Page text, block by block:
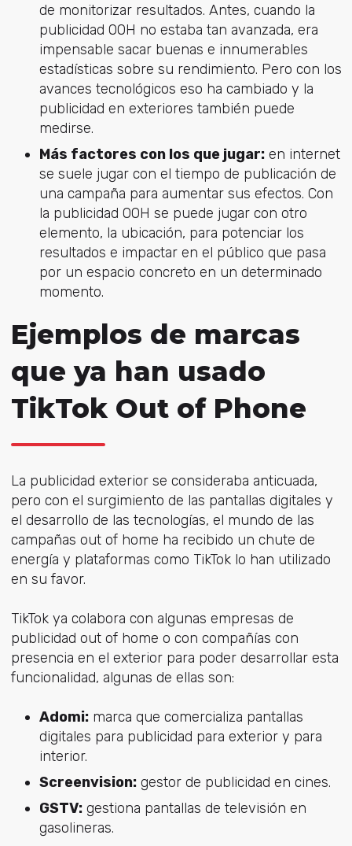
de monitorizar resultados. Antes, cuando la
publicidad OOH no estaba tan avanzada, era
impensable sacar buenas e innumerables
estadísticas sobre su rendimiento. Pero con los
avances tecnológicos eso ha cambiado y la
publicidad en exteriores también puede
medirse.
Más factores con los que jugar:en internet
se suele jugar con el tiempo de publicación de
una campaña para aumentar sus efectos. Con
la publicidad OOH se puede jugar con otro
elemento, la ubicación, para potenciar los
resultados e impactar en el público que pasa
por un espacio concreto en un determinado
momento.
Ejemplos de marcas
que ya han usado
TikTok Out of Phone
La publicidad exterior se consideraba anticuada,
pero con el surgimiento de las pantallas digitales y
el desarrollo de las tecnologías, el mundo de las
campañas out of home ha recibido un chute de
energía y plataformas como TikTok lo han utilizado
en su favor.
TikTok ya colabora con algunas empresas de
publicidad out of home o con compañías con
presencia en el exterior para poder desarrollar esta
funcionalidad, algunas de ellas son:
Adomi:marca que comercializa pantallas
digitales para publicidad para exterior y para
interior.
Screenvision:gestor de publicidad en cines.
GSTV:gestiona pantallas de televisión en
gasolineras.